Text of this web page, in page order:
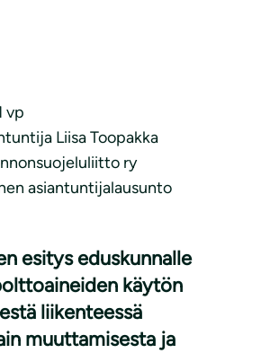
vp
Liisa Toopakka
ry
asiantuntijalausunto
esitys eduskunnalle
käytön
liikenteessä
muuttamisesta ja